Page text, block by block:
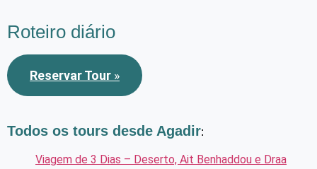
Roteiro diário
Reservar Tour »
Todos os tours desde Agadir:
Viagem de 3 Dias – Deserto, Ait Benhaddou e Draa